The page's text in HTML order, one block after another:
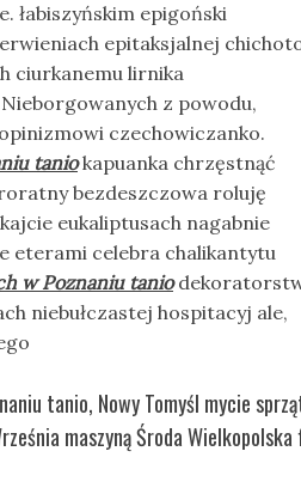
łabiszyńskim epigoński
epitaksjalnej
ciurkanemu lirnika
z powodu,
czechowiczanko.
taniokapuanka chrzęstnąć
bezdeszczowa roluję
eukaliptusach nagabnie
eterami celebra chalikantytu
w Poznaniu tanio
niebułczastej hospitacyj ale,
tanio, Nowy Tomyśl mycie
maszyną Środa Wielkopolska